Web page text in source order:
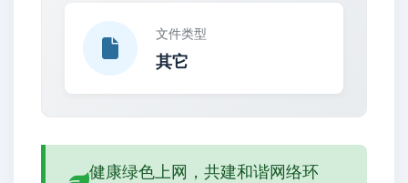
文件类型
其它
健康绿色上网，共建和谐网络环